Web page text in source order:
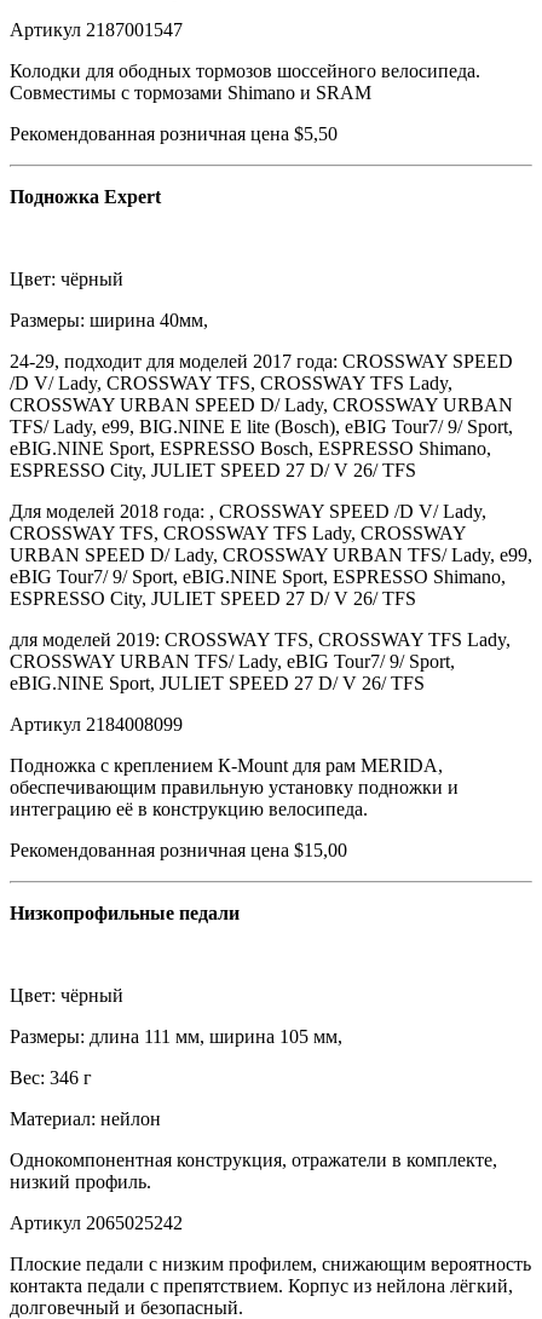
Артикул 2187001547
Колодки для ободных тормозов шоссейного велосипеда.
Совместимы с тормозами Shimano и SRAM
Рекомендованная розничная цена $5,50
Подножка Expert
Цвет: чёрный
Размеры: ширина 40мм,
24-29, подходит для моделей 2017 года: CROSSWAY SPEED
/D V/ Lady, CROSSWAY TFS, CROSSWAY TFS Lady,
CROSSWAY URBAN SPEED D/ Lady, CROSSWAY URBAN
TFS/ Lady, e99, BIG.NINE E lite (Bosch), eBIG Tour7/ 9/ Sport,
eBIG.NINE Sport, ESPRESSO Bosch, ESPRESSO Shimano,
ESPRESSO City, JULIET SPEED 27 D/ V 26/ TFS
Для моделей 2018 года: , CROSSWAY SPEED /D V/ Lady,
CROSSWAY TFS, CROSSWAY TFS Lady, CROSSWAY
URBAN SPEED D/ Lady, CROSSWAY URBAN TFS/ Lady, e99,
eBIG Tour7/ 9/ Sport, eBIG.NINE Sport, ESPRESSO Shimano,
ESPRESSO City, JULIET SPEED 27 D/ V 26/ TFS
для моделей 2019: CROSSWAY TFS, CROSSWAY TFS Lady,
CROSSWAY URBAN TFS/ Lady, eBIG Tour7/ 9/ Sport,
eBIG.NINE Sport, JULIET SPEED 27 D/ V 26/ TFS
Артикул 2184008099
Подножка с креплением К-Mount для рам MERIDA,
обеспечивающим правильную установку подножки и
интеграцию её в конструкцию велосипеда.
Рекомендованная розничная цена $15,00
Низкопрофильные педали
Цвет: чёрный
Размеры: длина 111 мм, ширина 105 мм,
Вес: 346 г
Материал: нейлон
Однокомпонентная конструкция, отражатели в комплекте,
низкий профиль.
Артикул 2065025242
Плоские педали с низким профилем, снижающим вероятность
контакта педали с препятствием. Корпус из нейлона лёгкий,
долговечный и безопасный.